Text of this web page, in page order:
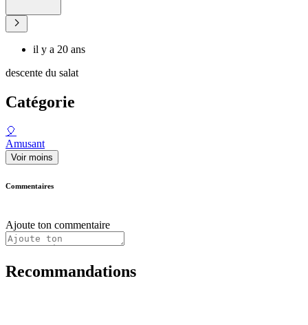
il y a 20 ans
descente du salat
Catégorie
🎈
Amusant
Voir moins
Commentaires
Ajoute ton commentaire
Recommandations